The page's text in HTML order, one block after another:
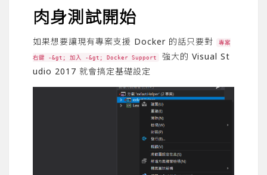
肉身測試開始
如果想要讓現有專案支援 Docker 的話只要對 專案
右鍵 -&gt; 加入 -&gt; Docker Support
強大的 Visual St
udio 2017 就會搞定基礎設定